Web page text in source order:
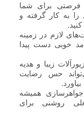
فرصتی برای شما
به کار گرفته و
لازم در زمینه
خوبی دست پیدا
زیبا و هدیه
حس رضایت
همیشه
روشنی برای